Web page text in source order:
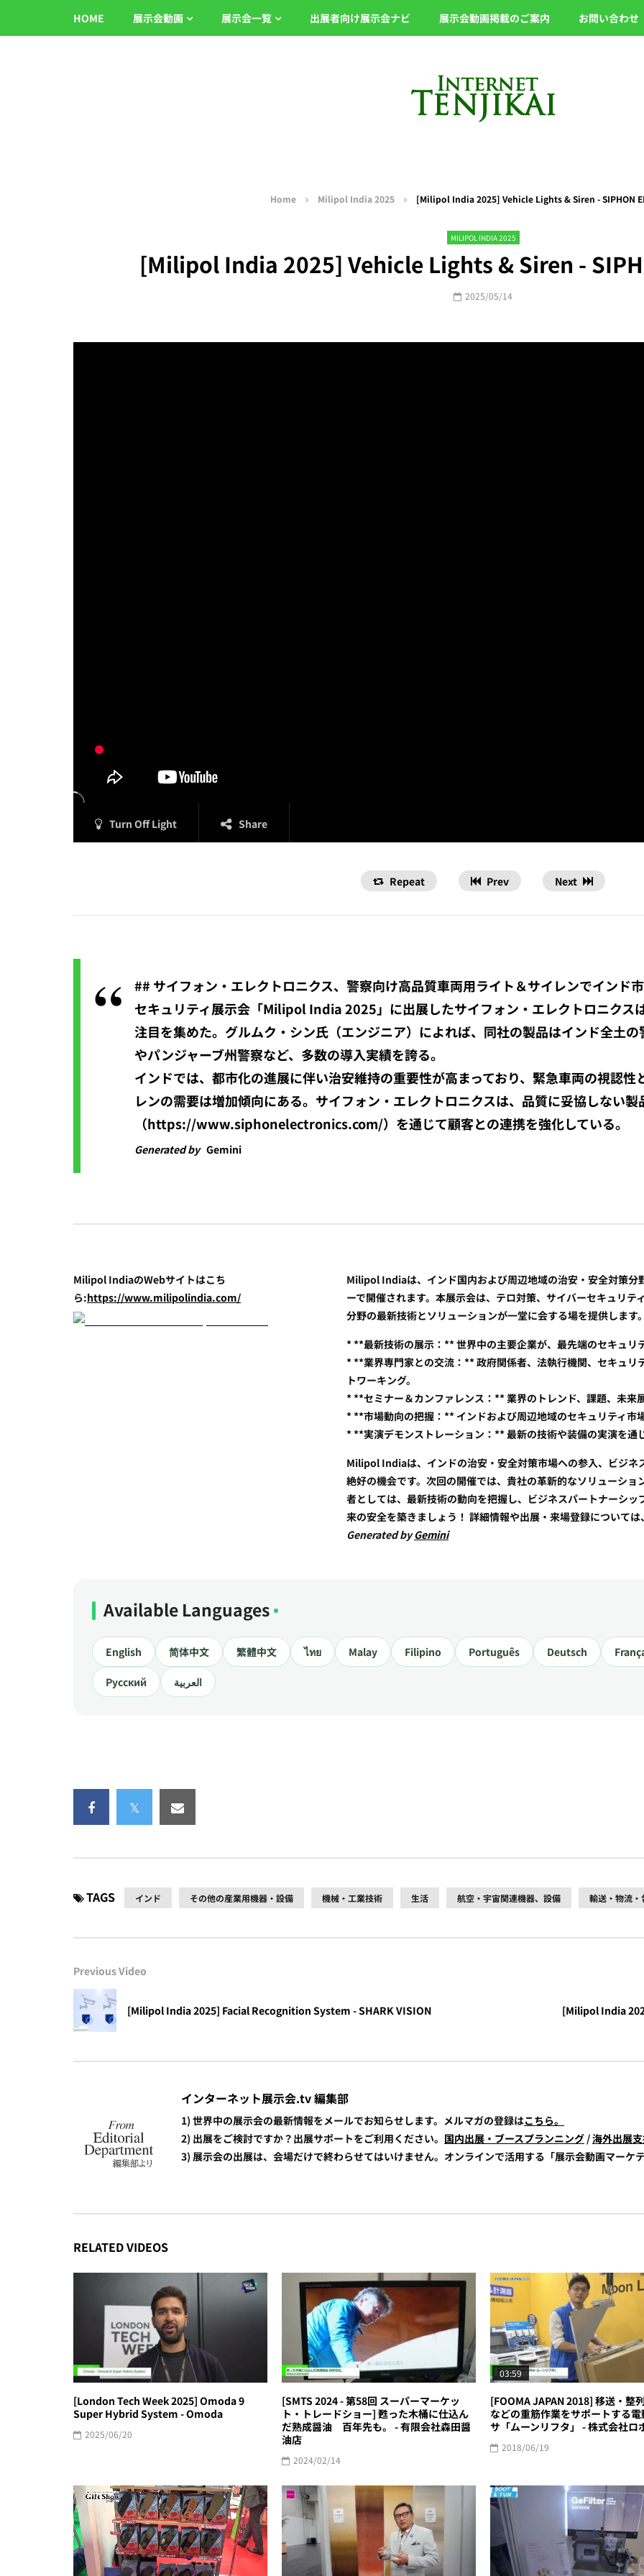
HOME 展示会動画 展示会一覧 出展者向け展示会ナビ 展示会動画掲載のご案内 お問い合わせ
Home Milipol India 2025 [Milipol India 2025] Vehicle Lights & Siren - SIPHON
MILIPOL INDIA 2025
[Milipol India 2025] Vehicle Lights & Siren -
2025/05/14
Turn Off Light Share
Repeat Prev Next
## サイフォン・エレクトロニクス、警察向け高品質車両用ライト＆サイレンでインド
セキュリティ展示会「Milipol India 2025」に出展したサイフォン・エレクトロニクス
注目を集めた。グルムク・シン氏（エンジニア）によれば、同社の製品はインド全土
やパンジャーブ州警察など、多数の導入実績を誇る。
インドでは、都市化の進展に伴い治安維持の重要性が高まっており、緊急車両の視認
レンの需要は増加傾向にある。サイフォン・エレクトロニクスは、品質に妥協しない
（https://www.siphonelectronics.com/）を通じて顧客との連携を強化している。
Generated by Gemini
Milipol IndiaのWebサイトはこち
ら:https://www.milipolindia.com/
Milipol Indiaは、インド国内および周辺地域の治安・安全対策分
ーで開催されます。本展示会は、テロ対策、サイバーセキュリ
分野の最新技術とソリューションが一堂に会する場を提供します。
* **最新技術の展示：** 世界中の主要企業が、最先端のセキュリ
* **業界専門家との交流：** 政府関係者、法執行機関、セキュリ
トワーキング。
* **セミナー＆カンファレンス：** 業界のトレンド、課題、未来
* **市場動向の把握：** インドおよび周辺地域のセキュリティ市
* **実演デモンストレーション：** 最新の技術や装備の実演を通
Milipol Indiaは、インドの治安・安全対策市場への参入、ビジネ
絶好の機会です。次回の開催では、貴社の革新的なソリューシ
者としては、最新技術の動向を把握し、ビジネスパートナーシ
来の安全を築きましょう！ 詳細情報や出展・来場登録については
Generated byGemini
Available Languages
English 简体中文 繁體中文 ไทย Malay Filipino Português Deutsch
Русский العربية
TAGS インド その他の産業用機器・設備 機械・工業技術 生活 航空・宇宙関連機器、設備 輸送・物流・
Previous Video
[Milipol India 2025] Facial Recognition System - SHARK VISION [Milipol India
インターネット展示会.tv 編集部
1) 世界中の展示会の最新情報をメールでお知らせします。メルマガの登録はこちら。
2) 出展をご検討ですか？出展サポートをご利用ください。 国内出展・ブースプランニング /海外出展
3) 展示会の出展は、会場だけで終わらせてはいけません。オンラインで活用する「展示会動画マーケ
RELATED VIDEOS
[London Tech Week 2025] Omoda 9
Super Hybrid System - Omoda
2025/06/20
[SMTS 2024 - 第58回 スーパーマーケッ
ト・トレードショー] 甦った木桶に仕込ん
だ熟成醤油 百年先も。 - 有限会社森田醤
油店
2024/02/14
03:59
[FOOMA JAPAN 2018] 移送・整
などの重筋作業をサポートする電
サ「ムーンリフタ」 - 株式会社ロ
2018/06/19